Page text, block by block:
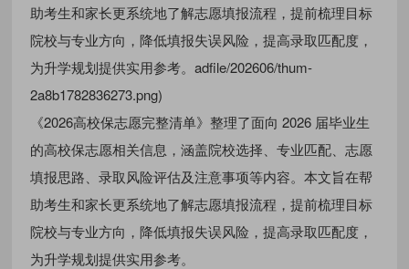
助考生和家长更系统地了解志愿填报流程，提前梳理目标
院校与专业方向，降低填报失误风险，提高录取匹配度，
为升学规划提供实用参考。adfile/202606/thum-
2a8b1782836273.png)
《2026高校保志愿完整清单》整理了面向 2026 届毕业生
的高校保志愿相关信息，涵盖院校选择、专业匹配、志愿
填报思路、录取风险评估及注意事项等内容。本文旨在帮
助考生和家长更系统地了解志愿填报流程，提前梳理目标
院校与专业方向，降低填报失误风险，提高录取匹配度，
为升学规划提供实用参考。